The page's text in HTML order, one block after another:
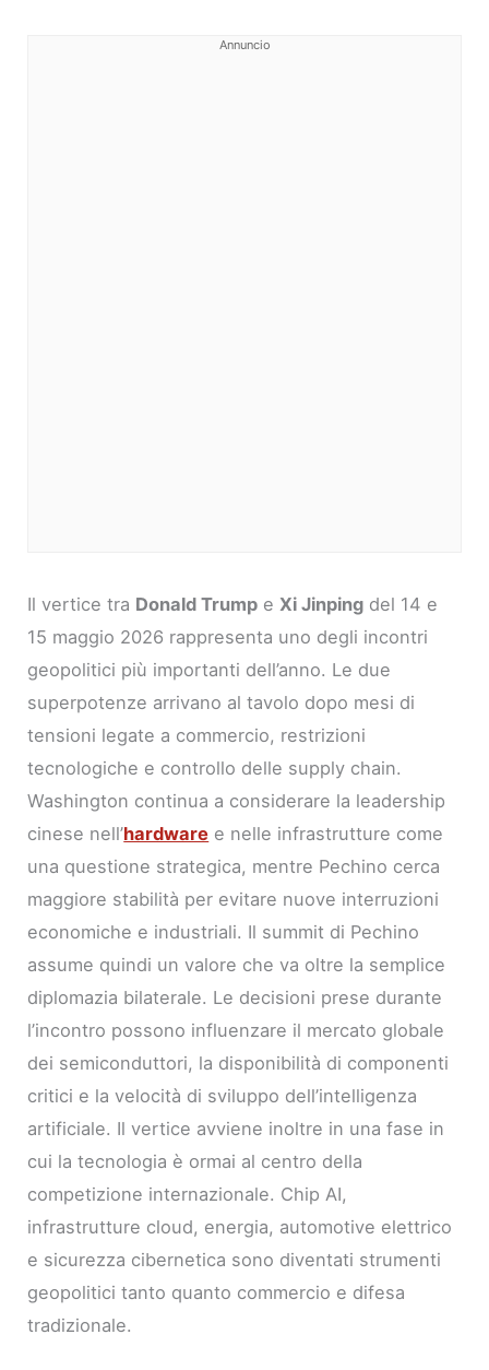
Annuncio
Il vertice tra Donald Trump e Xi Jinping del 14 e
15 maggio 2026 rappresenta uno degli incontri
geopolitici più importanti dell’anno. Le due
superpotenze arrivano al tavolo dopo mesi di
tensioni legate a commercio, restrizioni
tecnologiche e controllo delle supply chain.
Washington continua a considerare la leadership
cinese nell’hardware e nelle infrastrutture come
una questione strategica, mentre Pechino cerca
maggiore stabilità per evitare nuove interruzioni
economiche e industriali. Il summit di Pechino
assume quindi un valore che va oltre la semplice
diplomazia bilaterale. Le decisioni prese durante
l’incontro possono influenzare il mercato globale
dei semiconduttori, la disponibilità di componenti
critici e la velocità di sviluppo dell’intelligenza
artificiale. Il vertice avviene inoltre in una fase in
cui la tecnologia è ormai al centro della
competizione internazionale. Chip AI,
infrastrutture cloud, energia, automotive elettrico
e sicurezza cibernetica sono diventati strumenti
geopolitici tanto quanto commercio e difesa
tradizionale.